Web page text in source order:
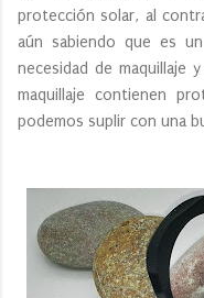
protección solar, al
aún sabiendo que es
necesidad de maquillaje
maquillaje contienen
podemos suplir con una